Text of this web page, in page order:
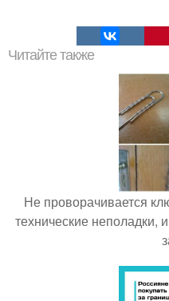
Читайте также
Не проворачивается
технические неполадки,